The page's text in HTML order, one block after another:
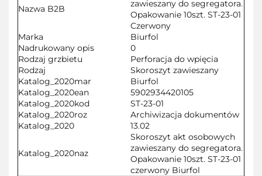
Nazwa B2B
zawieszany do segregatora.
Opakowanie 10szt. ST-23-01
Czerwony
Marka
Biurfol
Nadrukowany opis
0
Rodzaj grzbietu
Perforacja do wpięcia
Rodzaj
Skoroszyt zawieszany
Katalog_2020mar
Biurfol
Katalog_2020ean
5902934420105
Katalog_2020kod
ST-23-01
Katalog_2020roz
Archiwizacja dokumentów
Katalog_2020
13.02
Katalog_2020naz
Skoroszyt akt osobowych
zawieszany do segregatora.
Opakowanie 10szt. ST-23-01
czerwony Biurfol